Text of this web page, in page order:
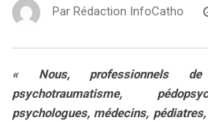
Par Rédaction InfoCatho
« Nous, professionnels
psychotraumatisme,
psychologues, médecins,